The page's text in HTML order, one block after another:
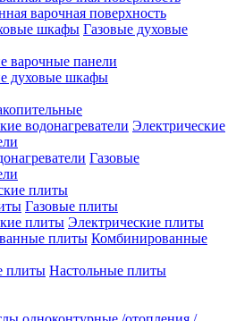
варочная поверхность
Газовые духовые
варочные панели
духовые шкафы
Электрические
Газовые
плиты
Газовые плиты
Электрические плиты
Комбинированные
Настольные плиты